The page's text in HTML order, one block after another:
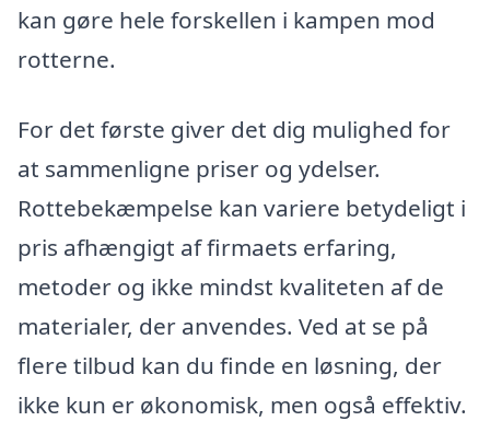
kan gøre hele forskellen i kampen mod
rotterne.
For det første giver det dig mulighed for
at sammenligne priser og ydelser.
Rottebekæmpelse kan variere betydeligt i
pris afhængigt af firmaets erfaring,
metoder og ikke mindst kvaliteten af de
materialer, der anvendes. Ved at se på
flere tilbud kan du finde en løsning, der
ikke kun er økonomisk, men også effektiv.